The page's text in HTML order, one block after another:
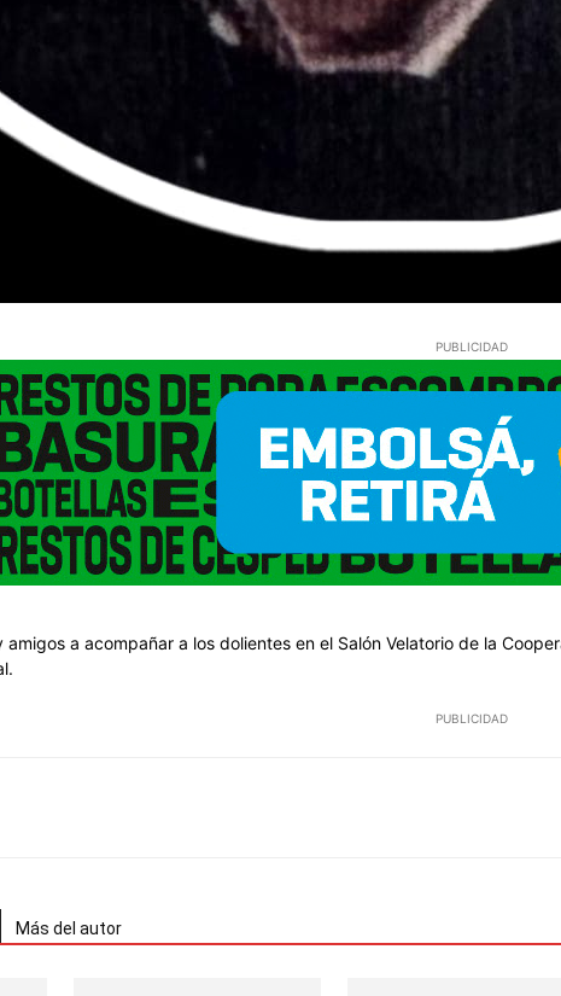
PUBLICIDAD
amigos a acompañar a los dolientes en el Salón Velatorio de la
PUBLICIDAD
Más del autor